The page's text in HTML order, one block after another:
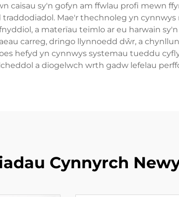
caisau sy'n gofyn am ffwlau profi mewn
Mae'r thechnoleg yn
a materïau teimlo ar eu harwain
carreg, dringo llynnoedd dŵr, a
hefyd yn cynnwys systemau tueddu
a diogelwch wrth gadw lefelau
Cynnyrch